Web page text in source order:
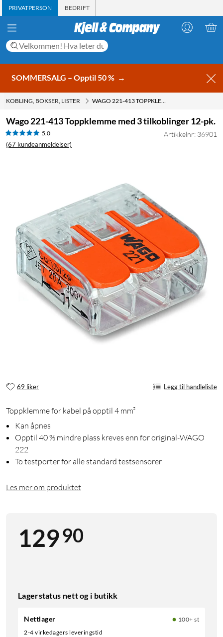
PRIVATPERSON BEDRIFT
SOMMERSALG – Opptil 50 % →
KOBLING, BOKSER, LISTER WAGO 221-413 TOPPKLEMME MED 3 TILKOBLINGER 12-PK.
Wago 221-413 Toppklemme med 3 tilkoblinger 12-pk.
5.0
(67 kundeanmeldelser)
Artikkelnr: 36901
69 liker Legg til handleliste
Toppklemme for kabel på opptil 4 mm²
Kan åpnes
Opptil 40 % mindre plass kreves enn for original-WAGO
222
To testporter for alle standard testsensorer
Les mer om produktet
12990
Lagerstatus nett og i butikk
Nettlager
100+ st
2-4 virkedagers leveringstid